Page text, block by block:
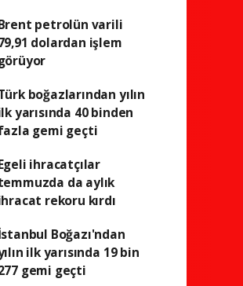
petrolün varili
dolardan işlem
boğazlarından yılın
yarısında 40 binden
gemi geçti
ihracatçılar
da aylık
rekoru kırdı
Boğazı'ndan
ilk yarısında 19 bin
gemi geçti